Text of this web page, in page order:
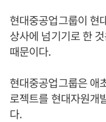
현대중공업그룹이 현
상사에 넘기기로 한
때문이다.
현대중공업그룹은 애
로젝트를 현대자원개
다.